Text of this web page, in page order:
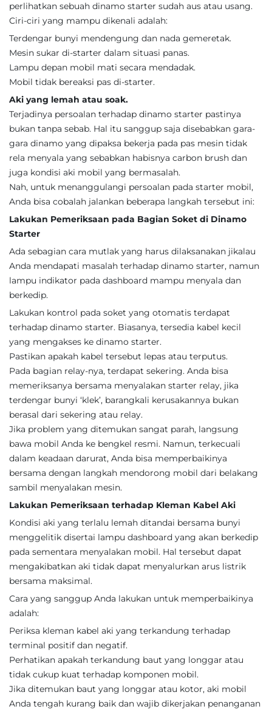
perlihatkan sebuah dinamo starter sudah aus atau usang.
Ciri-ciri yang mampu dikenali adalah:
Terdengar bunyi mendengung dan nada gemeretak.
Mesin sukar di-starter dalam situasi panas.
Lampu depan mobil mati secara mendadak.
Mobil tidak bereaksi pas di-starter.
Aki yang lemah atau soak.
Terjadinya persoalan terhadap dinamo starter pastinya
bukan tanpa sebab. Hal itu sanggup saja disebabkan gara-
gara dinamo yang dipaksa bekerja pada pas mesin tidak
rela menyala yang sebabkan habisnya carbon brush dan
juga kondisi aki mobil yang bermasalah.
Nah, untuk menanggulangi persoalan pada starter mobil,
Anda bisa cobalah jalankan beberapa langkah tersebut ini:
Lakukan Pemeriksaan pada Bagian Soket di Dinamo
Starter
Ada sebagian cara mutlak yang harus dilaksanakan jikalau
Anda mendapati masalah terhadap dinamo starter, namun
lampu indikator pada dashboard mampu menyala dan
berkedip.
Lakukan kontrol pada soket yang otomatis terdapat
terhadap dinamo starter. Biasanya, tersedia kabel kecil
yang mengakses ke dinamo starter.
Pastikan apakah kabel tersebut lepas atau terputus.
Pada bagian relay-nya, terdapat sekering. Anda bisa
memeriksanya bersama menyalakan starter relay, jika
terdengar bunyi ‘klek’, barangkali kerusakannya bukan
berasal dari sekering atau relay.
Jika problem yang ditemukan sangat parah, langsung
bawa mobil Anda ke bengkel resmi. Namun, terkecuali
dalam keadaan darurat, Anda bisa memperbaikinya
bersama dengan langkah mendorong mobil dari belakang
sambil menyalakan mesin.
Lakukan Pemeriksaan terhadap Kleman Kabel Aki
Kondisi aki yang terlalu lemah ditandai bersama bunyi
menggelitik disertai lampu dashboard yang akan berkedip
pada sementara menyalakan mobil. Hal tersebut dapat
mengakibatkan aki tidak dapat menyalurkan arus listrik
bersama maksimal.
Cara yang sanggup Anda lakukan untuk memperbaikinya
adalah:
Periksa kleman kabel aki yang terkandung terhadap
terminal positif dan negatif.
Perhatikan apakah terkandung baut yang longgar atau
tidak cukup kuat terhadap komponen mobil.
Jika ditemukan baut yang longgar atau kotor, aki mobil
Anda tengah kurang baik dan wajib dikerjakan penanganan